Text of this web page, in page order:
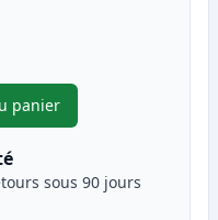
panier
Pack de 5 Canon 728 toner
sous 90 jours